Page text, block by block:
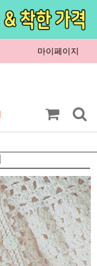
마이페이지